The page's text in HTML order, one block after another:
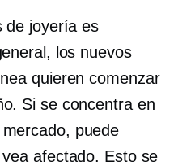
de joyería es
los nuevos
quieren comenzar
Si se concentra en
puede
afectado. Esto se